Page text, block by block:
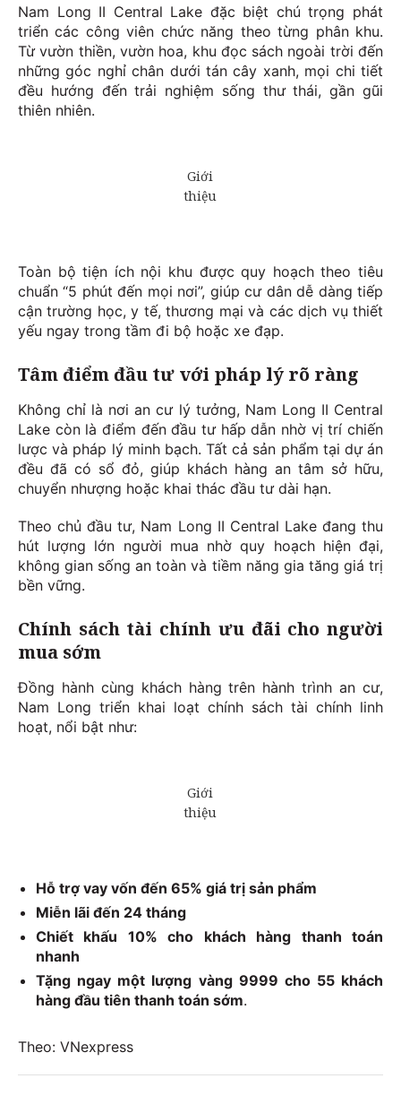
Nam Long II Central Lake đặc biệt chú trọng phát
triển các công viên chức năng theo từng phân khu.
Từ vườn thiền, vườn hoa, khu đọc sách ngoài trời đến
những góc nghỉ chân dưới tán cây xanh, mọi chi tiết
đều hướng đến trải nghiệm sống thư thái, gần gũi
thiên nhiên.
Toàn bộ tiện ích nội khu được quy hoạch theo tiêu
chuẩn “5 phút đến mọi nơi”, giúp cư dân dễ dàng tiếp
cận trường học, y tế, thương mại và các dịch vụ thiết
yếu ngay trong tầm đi bộ hoặc xe đạp.
Tâm điểm đầu tư với pháp lý rõ ràng
Không chỉ là nơi an cư lý tưởng, Nam Long II Central
Lake còn là điểm đến đầu tư hấp dẫn nhờ vị trí chiến
lược và pháp lý minh bạch. Tất cả sản phẩm tại dự án
đều đã có sổ đỏ, giúp khách hàng an tâm sở hữu,
chuyển nhượng hoặc khai thác đầu tư dài hạn.
Theo chủ đầu tư, Nam Long II Central Lake đang thu
hút lượng lớn người mua nhờ quy hoạch hiện đại,
không gian sống an toàn và tiềm năng gia tăng giá trị
bền vững.
Chính sách tài chính ưu đãi cho người
mua sớm
Đồng hành cùng khách hàng trên hành trình an cư,
Nam Long triển khai loạt chính sách tài chính linh
hoạt, nổi bật như:
Hỗ trợ vay vốn đến 65% giá trị sản phẩm
Miễn lãi đến 24 tháng
Chiết khấu 10% cho khách hàng thanh toán
nhanh
Tặng ngay một lượng vàng 9999 cho 55 khách
hàng đầu tiên thanh toán sớm.
Theo: VNexpress